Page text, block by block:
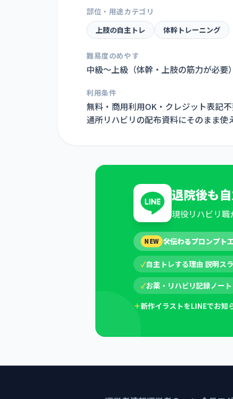
部位・用途カテゴリ
上肢の自主トレ
体幹トレーニング
難易度のめやす
中級〜上級（体幹・上肢の筋力が必要）
利用条件
無料・商用利用OK・クレジット表記
通所リハビリの配布資料にそのまま
退院後も
現役リハビリ職
NEW 🛠伝わるプロンプト
✓自主トレする理由 説明ス
✓お薬・リハビリ記録ノート
＋新作イラストをLINEでお知